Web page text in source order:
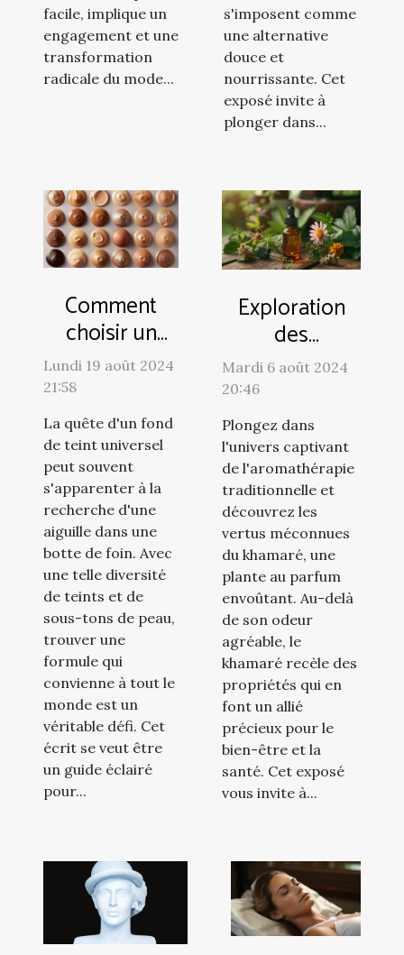
facile, implique un
engagement et une
transformation
radicale du mode...
s'imposent comme
une alternative
douce et
nourrissante. Cet
exposé invite à
plonger dans...
Comment
choisir un
fond de teint
adapté à
toutes les
carnations
Lundi 19 août 2024
21:58
La quête d'un fond
de teint universel
peut souvent
s'apparenter à la
recherche d'une
aiguille dans une
botte de foin. Avec
une telle diversité
de teints et de
sous-tons de peau,
trouver une
formule qui
convienne à tout le
monde est un
véritable défi. Cet
écrit se veut être
un guide éclairé
pour...
Exploration
des
utilisations du
khamaré en
aromathérapie
traditionnelle
Mardi 6 août 2024
20:46
Plongez dans
l'univers captivant
de l'aromathérapie
traditionnelle et
découvrez les
vertus méconnues
du khamaré, une
plante au parfum
envoûtant. Au-delà
de son odeur
agréable, le
khamaré recèle des
propriétés qui en
font un allié
précieux pour le
bien-être et la
santé. Cet exposé
vous invite à...